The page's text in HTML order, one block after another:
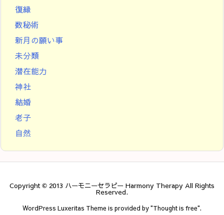
復縁
数秘術
新月の願い事
未分類
潜在能力
神社
結婚
老子
自然
Copyright © 2013 ハーモニーセラピー Harmony Therapy All Rights
Reserved.
WordPress Luxeritas Theme is provided by "Thought is free".